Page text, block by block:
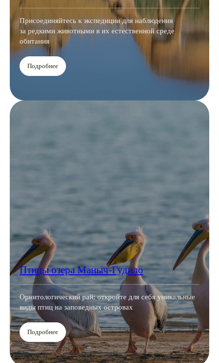
Присоединяйтесь к экспедиции для наблюдения
за редкими животными в их естественной среде
обитания
Подробнее
Птицы озера Маныч-Гудило
Орнитологический рай: откройте для себя уникальные
виды птиц на заповедных островах
Подробнее